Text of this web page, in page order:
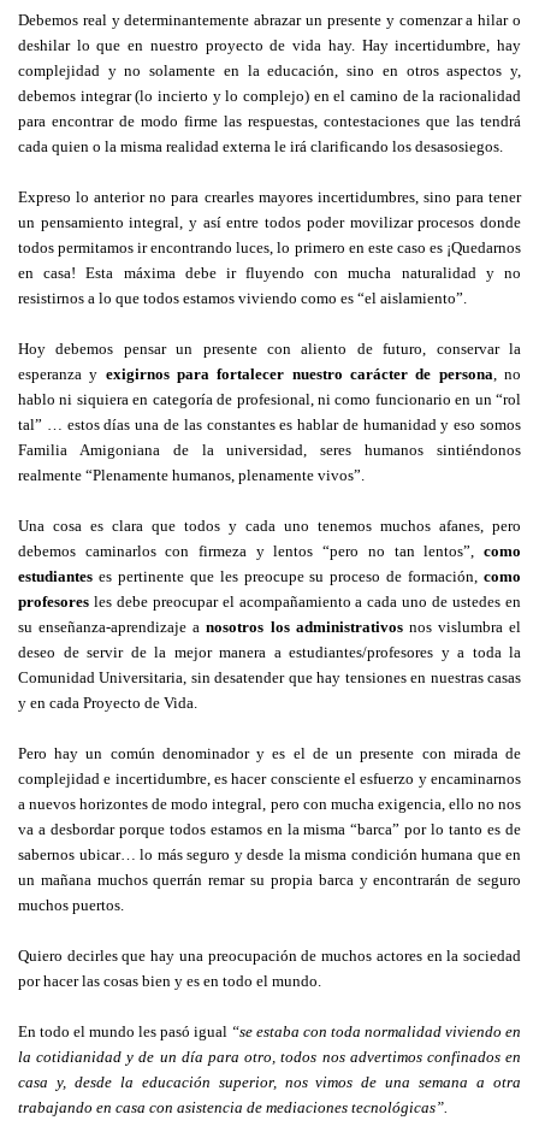
Debemos real y determinantemente abrazar un presente y comenzar a hilar o
deshilar lo que en nuestro proyecto de vida hay. Hay incertidumbre, hay
complejidad y no solamente en la educación, sino en otros aspectos y,
debemos integrar (lo incierto y lo complejo) en el camino de la racionalidad
para encontrar de modo firme las respuestas, contestaciones que las tendrá
cada quien o la misma realidad externa le irá clarificando los desasosiegos.
Expreso lo anterior no para crearles mayores incertidumbres, sino para tener
un pensamiento integral, y así entre todos poder movilizar procesos donde
todos permitamos ir encontrando luces, lo primero en este caso es ¡Quedarnos
en casa! Esta máxima debe ir fluyendo con mucha naturalidad y no
resistirnos a lo que todos estamos viviendo como es “el aislamiento”.
Hoy debemos pensar un presente con aliento de futuro, conservar la
esperanza y exigirnos para fortalecer nuestro carácter de persona, no
hablo ni siquiera en categoría de profesional, ni como funcionario en un “rol
tal” … estos días una de las constantes es hablar de humanidad y eso somos
Familia Amigoniana de la universidad, seres humanos sintiéndonos
realmente “Plenamente humanos, plenamente vivos”.
Una cosa es clara que todos y cada uno tenemos muchos afanes, pero
debemos caminarlos con firmeza y lentos “pero no tan lentos”, como
estudiantes es pertinente que les preocupe su proceso de formación, como
profesores les debe preocupar el acompañamiento a cada uno de ustedes en
su enseñanza-aprendizaje a nosotros los administrativos nos vislumbra el
deseo de servir de la mejor manera a estudiantes/profesores y a toda la
Comunidad Universitaria, sin desatender que hay tensiones en nuestras casas
y en cada Proyecto de Vida.
Pero hay un común denominador y es el de un presente con mirada de
complejidad e incertidumbre, es hacer consciente el esfuerzo y encaminarnos
a nuevos horizontes de modo integral, pero con mucha exigencia, ello no nos
va a desbordar porque todos estamos en la misma “barca” por lo tanto es de
sabernos ubicar… lo más seguro y desde la misma condición humana que en
un mañana muchos querrán remar su propia barca y encontrarán de seguro
muchos puertos.
Quiero decirles que hay una preocupación de muchos actores en la sociedad
por hacer las cosas bien y es en todo el mundo.
En todo el mundo les pasó igual “se estaba con toda normalidad viviendo en
la cotidianidad y de un día para otro, todos nos advertimos confinados en
casa y, desde la educación superior, nos vimos de una semana a otra
trabajando en casa con asistencia de mediaciones tecnológicas”.